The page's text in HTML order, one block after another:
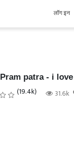
लॉग इन
Pram patra - i
(19.4k) 31.6k